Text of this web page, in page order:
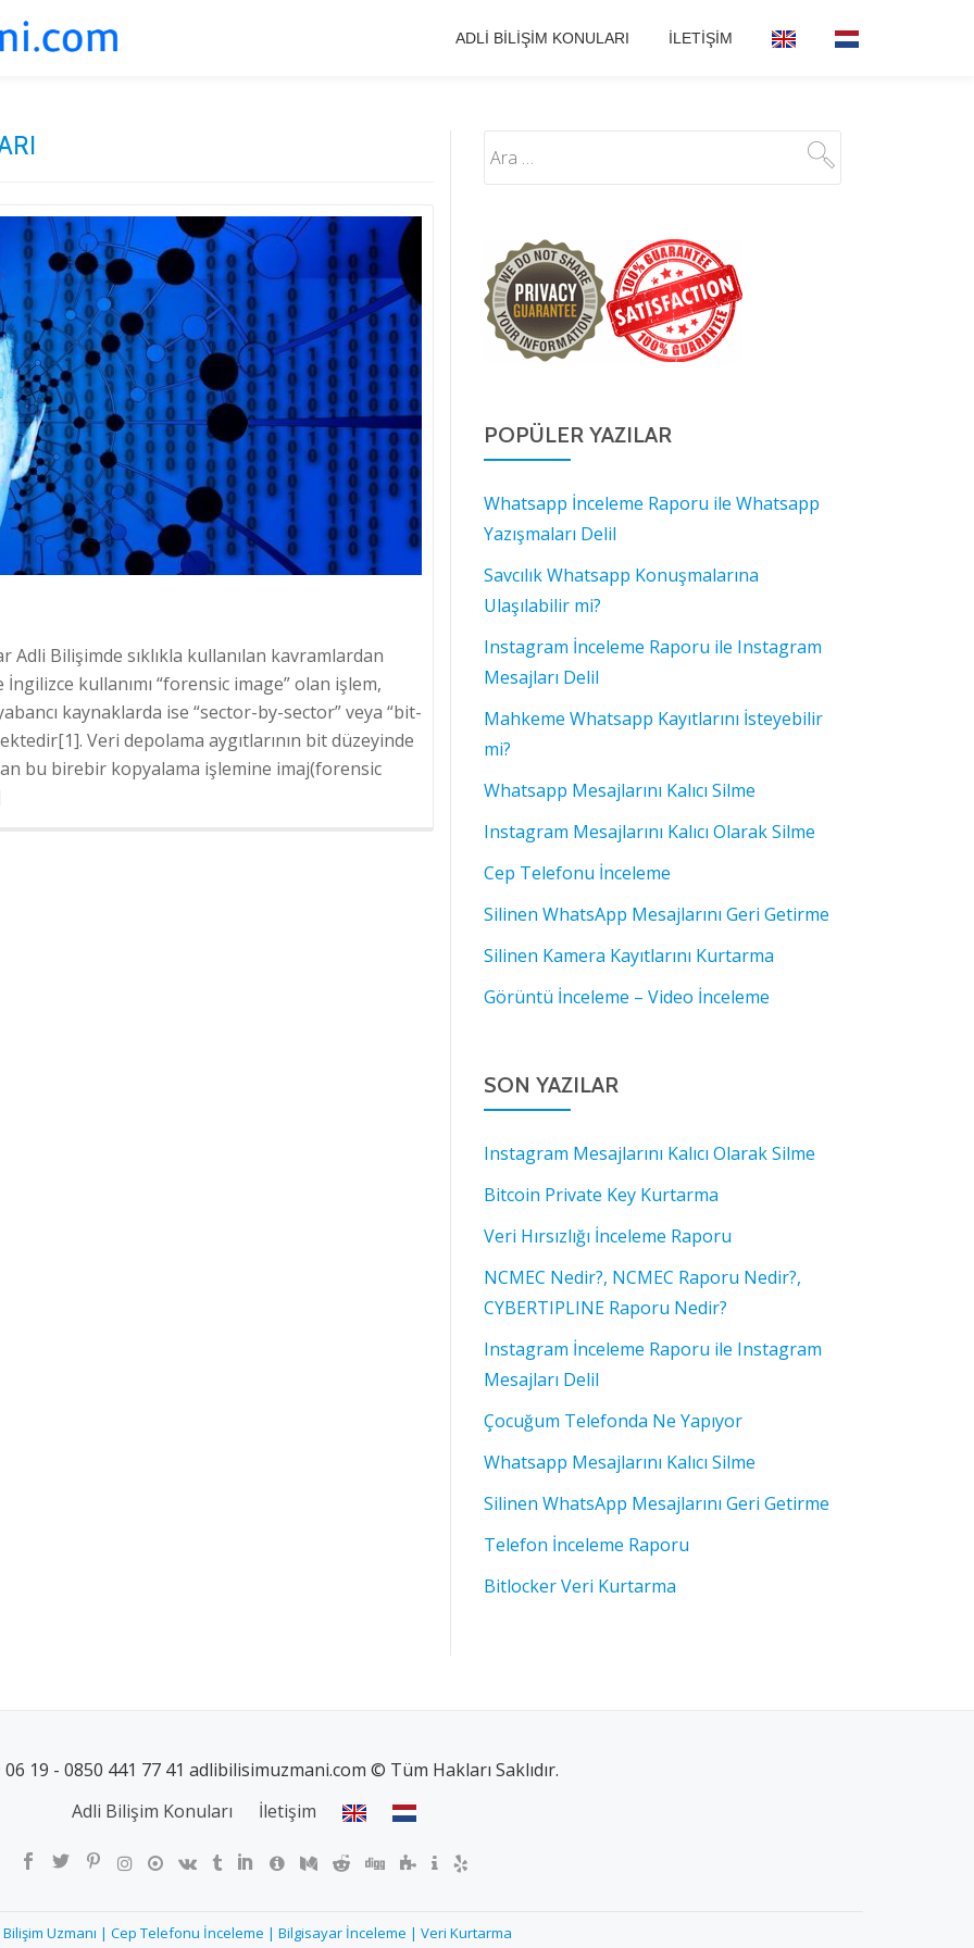
ADLI BILIŞIM KONULARI İLETIŞIM
Adli Bilişimde sıklıkla kullanılan kavramlardan
İngilizce kullanımı “forensic image” olan işlem,
kaynaklarda ise “sector-by-sector” veya “bit-
Veri depolama aygıtlarının bit düzeyinde
bu birebir kopyalama işlemine imaj(forensic
POPÜLER YAZILAR
Whatsapp İnceleme Raporu ile Whatsapp
Yazışmaları Delil
Savcılık Whatsapp Konuşmalarına
Ulaşılabilir mi?
Instagram İnceleme Raporu ile Instagram
Mesajları Delil
Mahkeme Whatsapp Kayıtlarını İsteyebilir
mi?
Whatsapp Mesajlarını Kalıcı Silme
Instagram Mesajlarını Kalıcı Olarak Silme
Cep Telefonu İnceleme
Silinen WhatsApp Mesajlarını Geri Getirme
Silinen Kamera Kayıtlarını Kurtarma
Görüntü İnceleme – Video İnceleme
SON YAZILAR
Instagram Mesajlarını Kalıcı Olarak Silme
Bitcoin Private Key Kurtarma
Veri Hırsızlığı İnceleme Raporu
NCMEC Nedir?, NCMEC Raporu Nedir?,
CYBERTIPLINE Raporu Nedir?
Instagram İnceleme Raporu ile Instagram
Mesajları Delil
Çocuğum Telefonda Ne Yapıyor
Whatsapp Mesajlarını Kalıcı Silme
Silinen WhatsApp Mesajlarını Geri Getirme
Telefon İnceleme Raporu
Bitlocker Veri Kurtarma
06 19 - 0850 441 77 41 adlibilisimuzmani.com © Tüm Hakları Saklıdır.
Adli Bilişim Konuları İletişim
Bilişim Uzmanı | Cep Telefonu İnceleme | Bilgisayar İnceleme | Veri Kurtarma